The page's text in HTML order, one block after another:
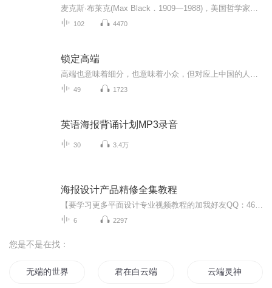
102 4470
锁定高端
49 1723
英语海报背诵计划MP3录音
30 3.4万
海报设计产品精修全集教程
6 2297
您是不是在找：
无端的世界 君在白云端 云端灵神